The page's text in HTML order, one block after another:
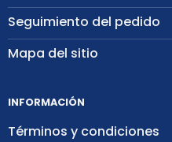
Seguimiento del pedido
Mapa del sitio
INFORMACIÓN
Términos y condiciones